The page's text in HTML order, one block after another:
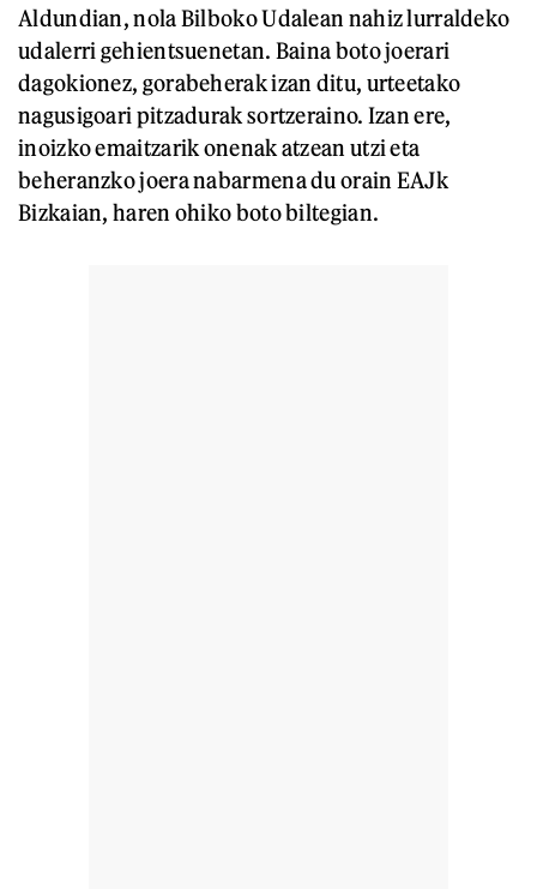
Aldundian, nola Bilboko Udalean nahiz lurraldeko
udalerri gehientsuenetan. Baina boto joerari
dagokionez, gorabeherak izan ditu, urteetako
nagusigoari pitzadurak sortzeraino. Izan ere,
inoizko emaitzarik onenak atzean utzi eta
beheranzko joera nabarmena du orain EAJk
Bizkaian, haren ohiko boto biltegian.